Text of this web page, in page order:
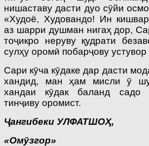
нишаставу дасти дуо сӯйи
«Худоё, Худовандо! Ин
аз шарри душман нигаҳ дор,
тоҷикро неруву қудрати
сулҳу оромӣ побарҷову
Сари кӯча кӯдаке дар дасти
хандид, ман ҳам мисли ӯ
хандаи кӯдак баланд садо
тинҷиву оромист.
Ҷангибеки УЛФАТШОҲ,
«Омӯзгор»